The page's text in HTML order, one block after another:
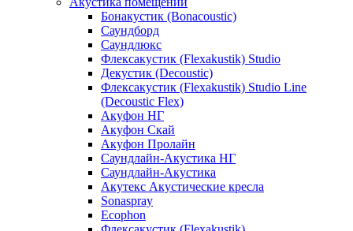
Бонакустик (Bonacoustic)
Саундборд
Саундлюкс
Флексакустик (Flexakustik) Studio
Декустик (Decoustic)
Флексакустик (Flexakustik) Studio Line
(Decoustic Flex)
Акуфон НГ
Акуфон Скай
Акуфон Пролайн
Саундлайн-Акустика НГ
Саундлайн-Акустика
Акутекс Акустические кресла
Sonaspray
Ecophon